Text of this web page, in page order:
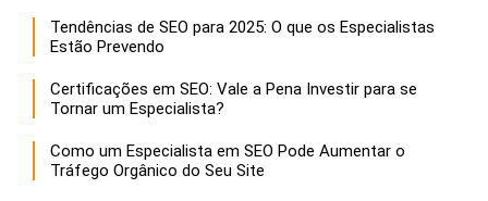
Tendências de SEO para 2025: O que os Especialistas
Estão Prevendo
Certificações em SEO: Vale a Pena Investir para se
Tornar um Especialista?
Como um Especialista em SEO Pode Aumentar o
Tráfego Orgânico do Seu Site